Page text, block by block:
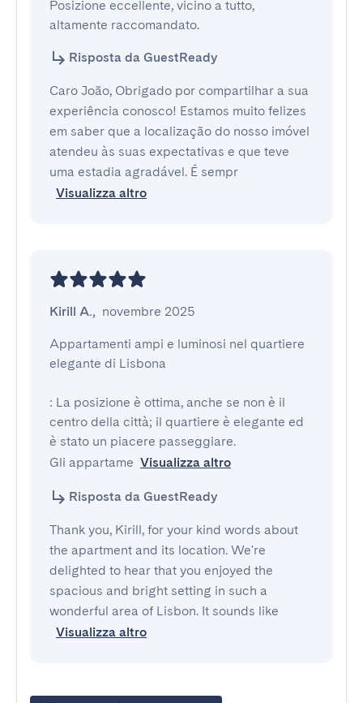
Posizione eccellente, vicino a tutto,
altamente raccomandato.
Risposta da GuestReady
Caro João, Obrigado por compartilhar a sua
experiência conosco! Estamos muito felizes
em saber que a localização do nosso imóvel
atendeu às suas expectativas e que teve
uma estadia agradável. É sempr
Visualizza altro
Kirill A., novembre 2025
Appartamenti ampi e luminosi nel quartiere
elegante di Lisbona
: La posizione è ottima, anche se non è il
centro della città; il quartiere è elegante ed
è stato un piacere passeggiare.
Gli appartame Visualizza altro
Risposta da GuestReady
Thank you, Kirill, for your kind words about
the apartment and its location. We're
delighted to hear that you enjoyed the
spacious and bright setting in such a
wonderful area of Lisbon. It sounds like
Visualizza altro